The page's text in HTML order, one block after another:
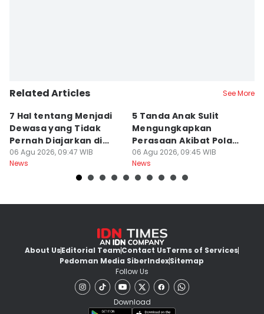
Related Articles See More
7 Hal tentang Menjadi
Dewasa yang Tidak
Pernah Diajarkan di
Sekolah
06 Agu 2026, 09:47 WIB
News
5 Tanda Anak Sulit
Mengungkapkan
Perasaan Akibat Pola
Asuh Orangtua
06 Agu 2026, 09:45 WIB
News
About UsEditorial TeamContact UsTerms of Services
Pedoman Media SiberIndexSitemap
Follow Us
Download